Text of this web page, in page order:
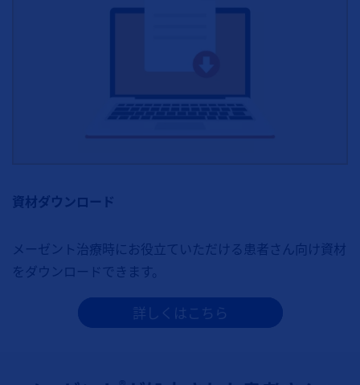
資材ダウンロード
メーゼント治療時にお役立ていただける患者さん向け資材
をダウンロードできます。
詳しくはこちら